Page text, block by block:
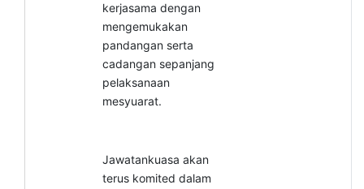
kerjasama dengan
mengemukakan
pandangan serta
cadangan sepanjang
pelaksanaan
mesyuarat.
Jawatankuasa akan
terus komited dalam